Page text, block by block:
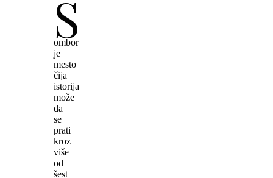
S
ombor
je
mesto
čija
istorija
može
da
se
prati
kroz
više
od
šest